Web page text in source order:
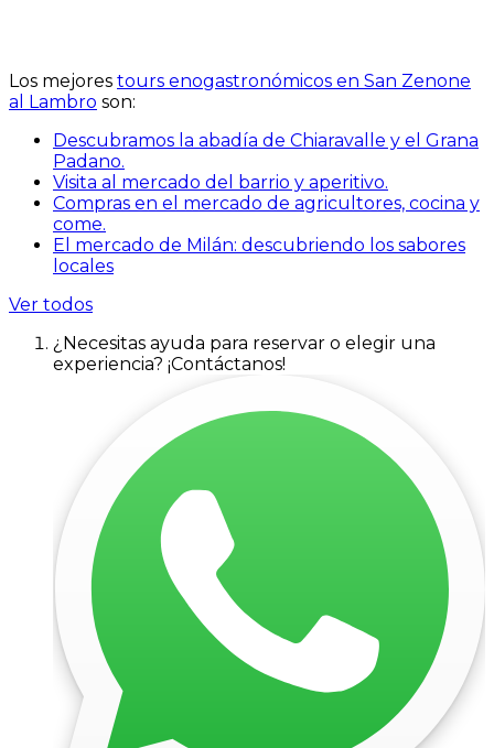
Los mejores tours enogastronómicos en San Zenone
al Lambro son:
Descubramos la abadía de Chiaravalle y el Grana
Padano.
Visita al mercado del barrio y aperitivo.
Compras en el mercado de agricultores, cocina y
come.
El mercado de Milán: descubriendo los sabores
locales
Ver todos
¿Necesitas ayuda para reservar o elegir una
experiencia? ¡Contáctanos!